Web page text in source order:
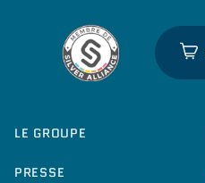
LE GROUPE
PRESSE